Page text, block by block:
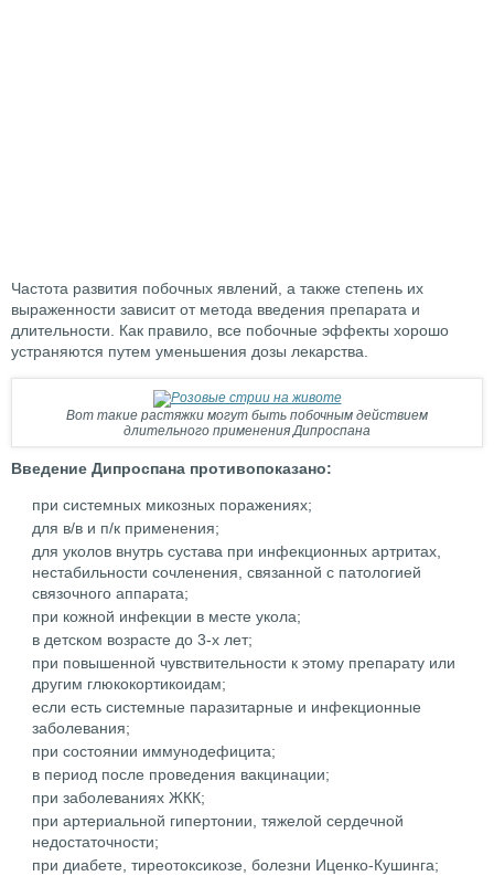
Частота развития побочных явлений, а также степень их
выраженности зависит от метода введения препарата и
длительности. Как правило, все побочные эффекты хорошо
устраняются путем уменьшения дозы лекарства.
Вот такие растяжки могут быть побочным действием
длительного применения Дипроспана
Введение Дипроспана противопоказано:
при системных микозных поражениях;
для в/в и п/к применения;
для уколов внутрь сустава при инфекционных артритах,
нестабильности сочленения, связанной с патологией
связочного аппарата;
при кожной инфекции в месте укола;
в детском возрасте до 3-х лет;
при повышенной чувствительности к этому препарату или
другим глюкокортикоидам;
если есть системные паразитарные и инфекционные
заболевания;
при состоянии иммунодефицита;
в период после проведения вакцинации;
при заболеваниях ЖКК;
при артериальной гипертонии, тяжелой сердечной
недостаточности;
при диабете, тиреотоксикозе, болезни Иценко-Кушинга;